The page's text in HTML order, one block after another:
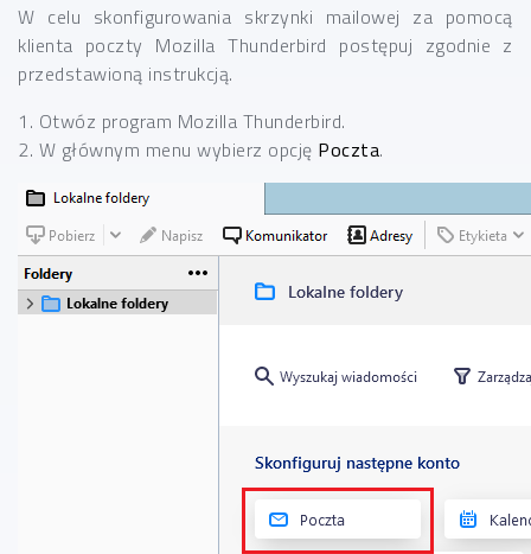
W celu skonfigurowania skrzynki mailowej za pomocą
klienta poczty Mozilla Thunderbird postępuj zgodnie z
przedstawioną instrukcją.
1. Otwóz program Mozilla Thunderbird.
2. W głównym menu wybierz opcję Poczta.